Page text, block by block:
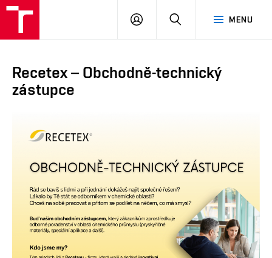
MENU
PŘIHLÁSIT
Recetex – Obchodně-technický
zástupce